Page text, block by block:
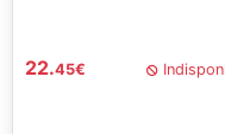
22.45€